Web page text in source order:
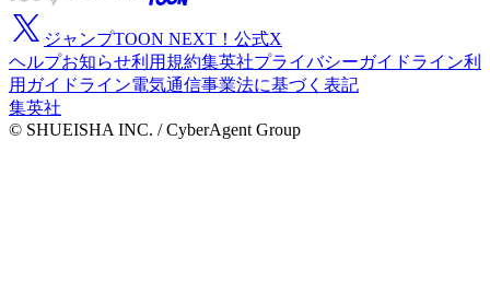
ジャンプTOON NEXT！公式X
ヘルプお知らせ利用規約集英社プライバシーガイドライン利
用ガイドライン電気通信事業法に基づく表記
集英社
© SHUEISHA INC. / CyberAgent Group